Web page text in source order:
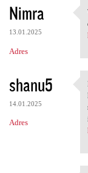
Nimra
13.01.2025
Adres
shanu5
14.01.2025
Adres